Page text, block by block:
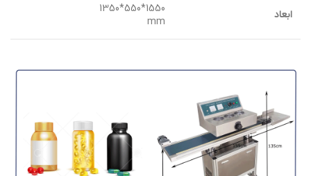
ابعاد
1550*550*1350
mm